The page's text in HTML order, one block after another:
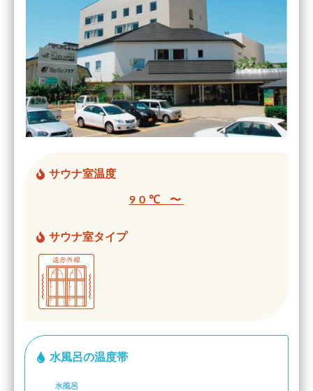
サウナ室温度
90℃ 〜
サウナ室タイプ
水風呂の温度帯